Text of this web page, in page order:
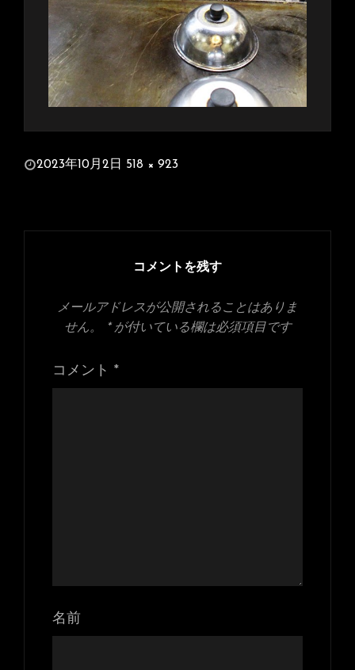
投2023年10月2日
518 × 923
コメントを残す
メールアドレスが公開されることはありま
せん。
*が付いている欄は必須項目です
コメント *
名前